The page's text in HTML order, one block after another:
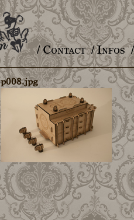
Main menu
/ Contact / Infos
p008.jpg